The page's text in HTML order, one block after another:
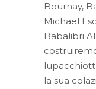
Bournay,
Michael
Babalibri
la sua